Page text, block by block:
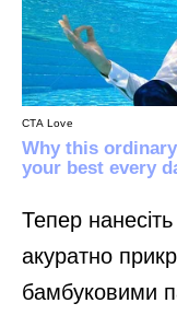
Тепер
акуратно
бамбуковими